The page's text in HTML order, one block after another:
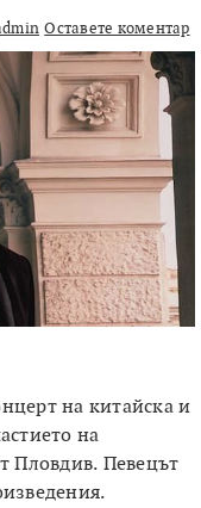
Оставете коментар
на китайска и
на
Пловдив. Певецът